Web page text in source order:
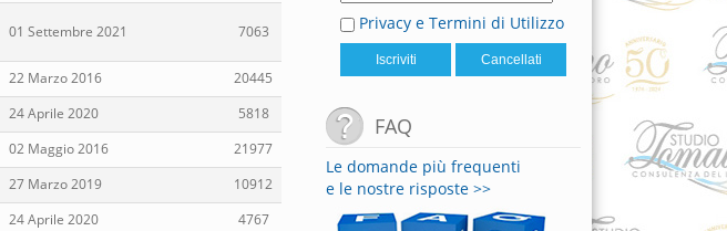
01 Settembre 2021 7063
22 Marzo 2016
20445
24 Aprile 2020
5818
02 Maggio 2016
21977
27 Marzo 2019
10912
24 Aprile 2020
4767
Privacy e Termini di Utilizzo
FAQ
Le domande più frequenti
e le nostre risposte >>